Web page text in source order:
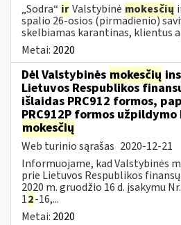
„Sodra“ irValstybinė mokesčių
spalio 26-osios (pirmadienio)
skelbiamas karantinas, klientus
Metai: 2020
Dėl Valstybinės mokesčių
Lietuvos Respublikos
išlaidas PRC912 formos,
PRC912P formos
mokesčių
Web turinio sąrašas 2020-12-21
Informuojame, kad Valstybinės
prie Lietuvos Respublikos
2020 m. gruodžio 16 d. įsakymu
12-16,...
Metai: 2020